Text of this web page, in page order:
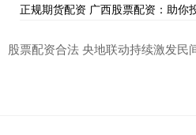
正规期货配资 广西股票配资：助你
股票配资合法 央地联动持续激发民